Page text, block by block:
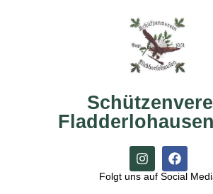
Folgt uns auf Social